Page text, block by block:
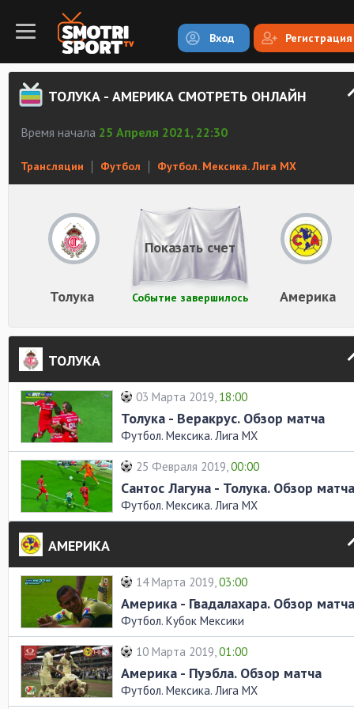
Вход Регистрация
ТОЛУКА - АМЕРИКА СМОТРЕТЬ ОНЛАЙН
Время начала 25 Апреля 2021, 22:30
Трансляции Футбол Футбол. Мексика. Лига MX
Толука Америка
Событие завершилось
Показать счет
ТОЛУКА
03 Марта 2019, 18:00
Толука - Веракрус. Обзор матча
Футбол. Мексика. Лига MX
25 Февраля 2019,00:00
Сантос Лагуна - Толука. Обзор матча
Футбол. Мексика. Лига MX
АМЕРИКА
14 Марта 2019,03:00
Америка - Гвадалахара. Обзор матча
Футбол. Кубок Мексики
10 Марта 2019,01:00
Америка - Пуэбла. Обзор матча
Футбол. Мексика. Лига MX